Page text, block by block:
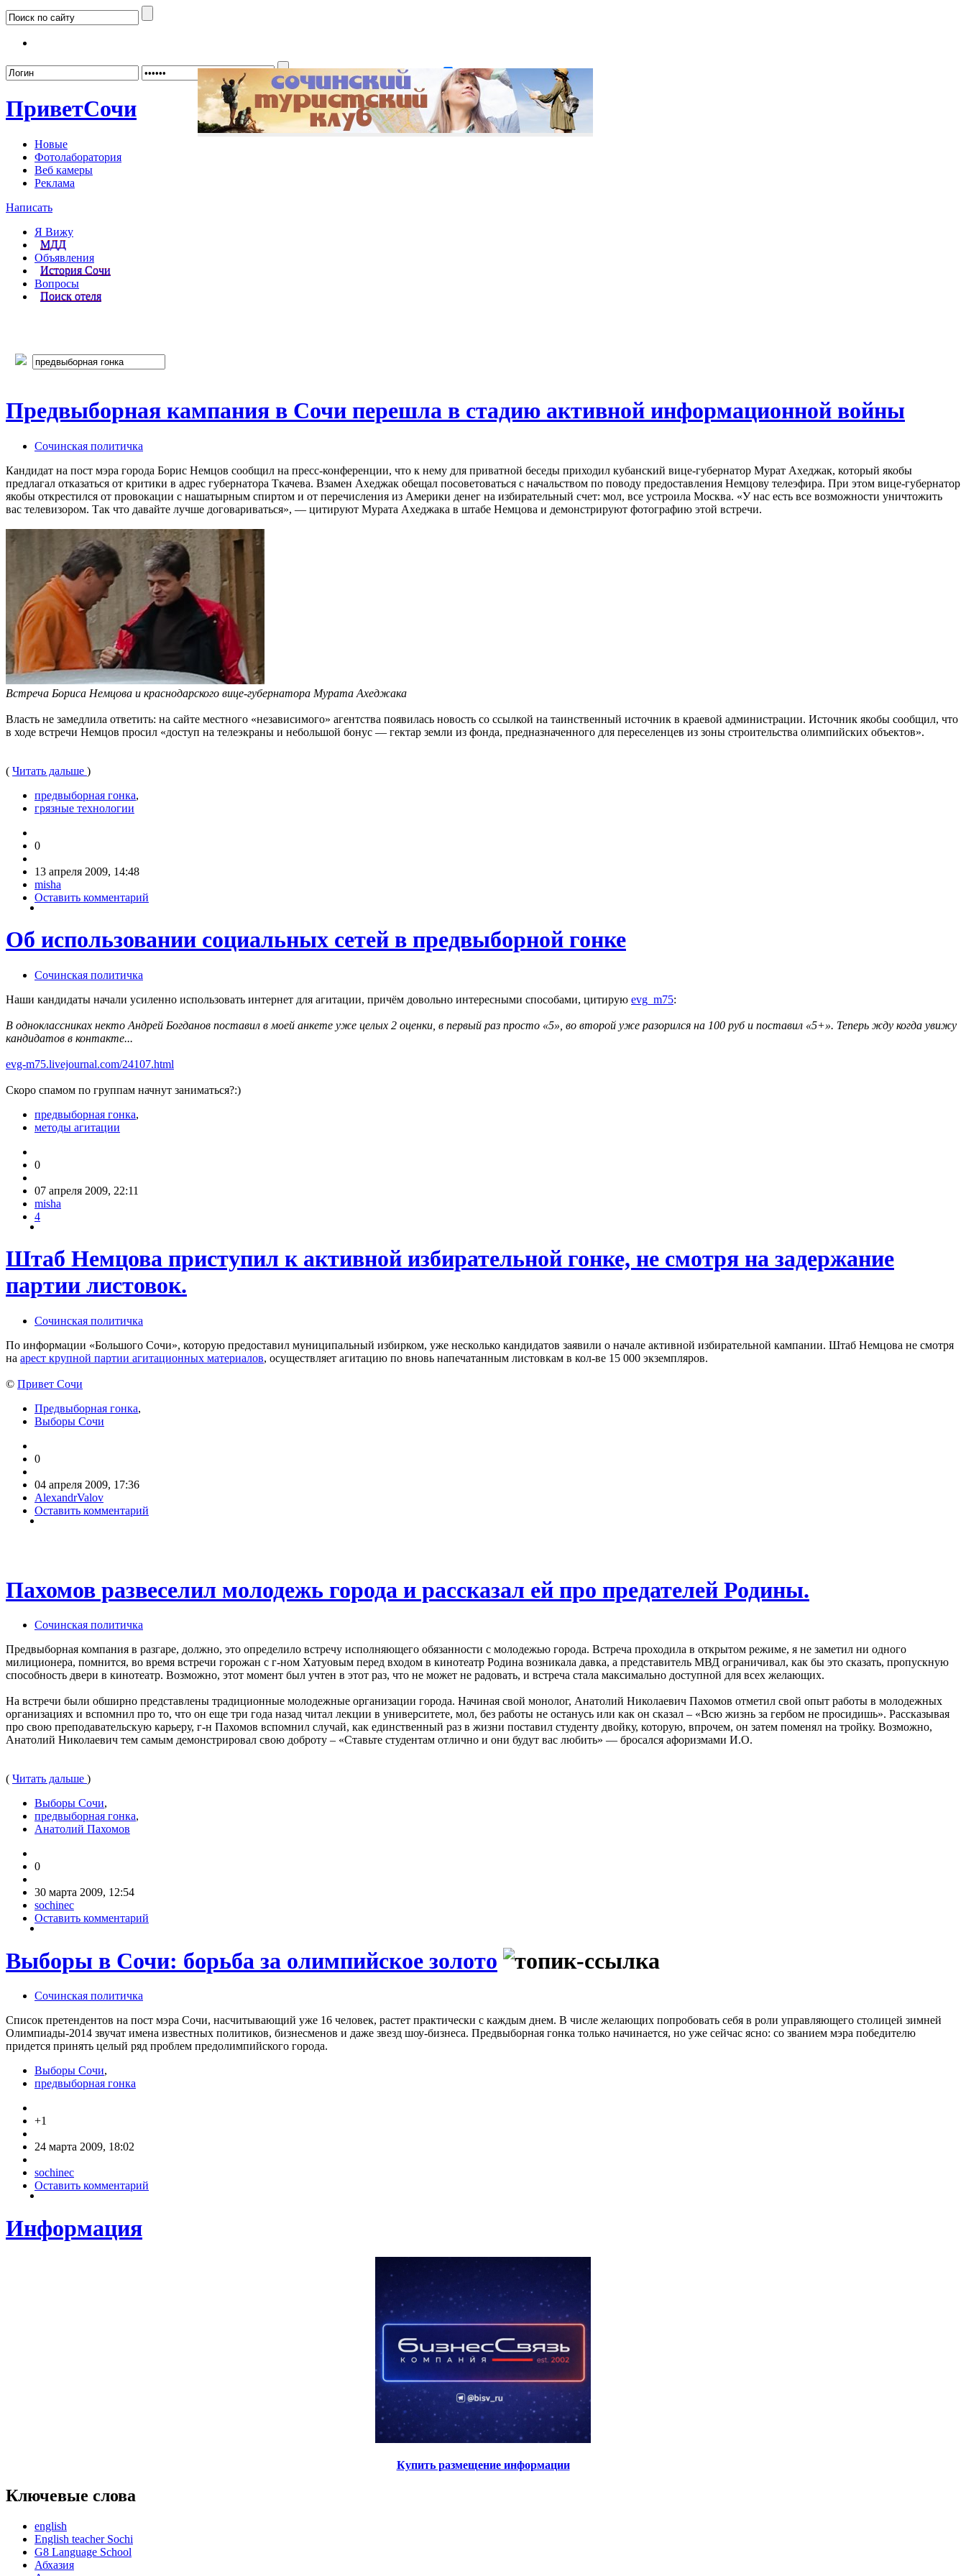
Забыли пароль? Регистрация
ПриветСочи
Новые
Фотолаборатория
Веб камеры
Реклама
Написать
Я Вижу
МДД
Объявления
История Сочи
Вопросы
Поиск отеля
Предвыборная кампания в Сочи перешла в стадию активной информационной войны
Сочинская политичка
Кандидат на пост мэра города Борис Немцов сообщил на пресс-конференции, что к нему для приватной беседы приходил кубанский вице-губернатор Мурат Ахеджак, который якобы
предлагал отказаться от критики в адрес губернатора Ткачева. Взамен Ахеджак обещал посоветоваться с начальством по поводу предоставления Немцову телеэфира. При этом вице-губернатор
якобы открестился от провокации с нашатырным спиртом и от перечисления из Америки денег на избирательный счет: мол, все устроила Москва. «У нас есть все возможности уничтожить
вас телевизором. Так что давайте лучше договариваться», — цитируют Мурата Ахеджака в штабе Немцова и демонстрируют фотографию этой встречи.
Встреча Бориса Немцова и краснодарского вице-губернатора Мурата Ахеджака
Власть не замедлила ответить: на сайте местного «независимого» агентства появилась новость со ссылкой на таинственный источник в краевой администрации. Источник якобы сообщил, что
в ходе встречи Немцов просил «доступ на телеэкраны и небольшой бонус — гектар земли из фонда, предназначенного для переселенцев из зоны строительства олимпийских объектов».
( Читать дальше )
предвыборная гонка,
грязные технологии
0
13 апреля 2009, 14:48
misha
Оставить комментарий
Об использовании социальных сетей в предвыборной гонке
Сочинская политичка
Наши кандидаты начали усиленно использовать интернет для агитации, причём довольно интересными способами, цитирую evg_m75:
В одноклассниках некто Андрей Богданов поставил в моей анкете уже целых 2 оценки, в первый раз просто «5», во второй уже разорился на 100 руб и поставил «5+». Теперь жду когда увижу
кандидатов в контакте...
evg-m75.livejournal.com/24107.html
Скоро спамом по группам начнут заниматься?:)
предвыборная гонка,
методы агитации
0
07 апреля 2009, 22:11
misha
4
Штаб Немцова приступил к активной избирательной гонке, не смотря на задержание
партии листовок.
Сочинская политичка
По информации «Большого Сочи», которую предоставил муниципальный избирком, уже несколько кандидатов заявили о начале активной избирательной кампании. Штаб Немцова не смотря
на арест крупной партии агитационных материалов, осуществляет агитацию по вновь напечатанным листовкам в кол-ве 15 000 экземпляров.
© Привет Сочи
Предвыборная гонка,
Выборы Сочи
0
04 апреля 2009, 17:36
AlexandrValov
Оставить комментарий
Пахомов развеселил молодежь города и рассказал ей про предателей Родины.
Сочинская политичка
Предвыборная компания в разгаре, должно, это определило встречу исполняющего обязанности с молодежью города. Встреча проходила в открытом режиме, я не заметил ни одного
милиционера, помнится, во время встречи горожан с г-ном Хатуовым перед входом в кинотеатр Родина возникала давка, а представитель МВД ограничивал, как бы это сказать, пропускную
способность двери в кинотеатр. Возможно, этот момент был учтен в этот раз, что не может не радовать, и встреча стала максимально доступной для всех желающих.
На встречи были обширно представлены традиционные молодежные организации города. Начиная свой монолог, Анатолий Николаевич Пахомов отметил свой опыт работы в молодежных
организациях и вспомнил про то, что он еще три года назад читал лекции в университете, мол, без работы не останусь или как он сказал – «Всю жизнь за гербом не просидишь». Рассказывая
про свою преподавательскую карьеру, г-н Пахомов вспомнил случай, как единственный раз в жизни поставил студенту двойку, которую, впрочем, он затем поменял на тройку. Возможно,
Анатолий Николаевич тем самым демонстрировал свою доброту – «Ставьте студентам отлично и они будут вас любить» — бросался афоризмами И.О.
( Читать дальше )
Выборы Сочи,
предвыборная гонка,
Анатолий Пахомов
0
30 марта 2009, 12:54
sochinec
Оставить комментарий
Выборы в Сочи: борьба за олимпийское золото
Сочинская политичка
Список претендентов на пост мэра Сочи, насчитывающий уже 16 человек, растет практически с каждым днем. В числе желающих попробовать себя в роли управляющего столицей зимней
Олимпиады-2014 звучат имена известных политиков, бизнесменов и даже звезд шоу-бизнеса. Предвыборная гонка только начинается, но уже сейчас ясно: со званием мэра победителю
придется принять целый ряд проблем предолимпийского города.
Выборы Сочи,
предвыборная гонка
+1
24 марта 2009, 18:02
sochinec
Оставить комментарий
Информация
Купить размещение информации
Ключевые слова
english
English teacher Sochi
G8 Language School
Абхазия